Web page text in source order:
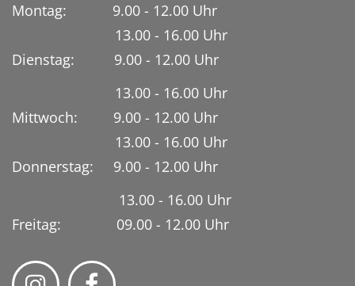
Montag: 9.00 - 12.00 Uhr
13.00 - 16.00 Uhr
Dienstag:
9.00 - 12.00 Uhr
13.00 - 16.00 Uhr
Mittwoch: 9.00 - 12.00 Uhr
13.00 - 16.00 Uhr
Donnerstag: 9.00 - 12.00 Uhr
13.00 - 16.00 Uhr
Freitag: 09.00 - 12.00 Uhr